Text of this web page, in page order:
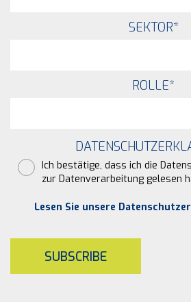
SEKTOR*
ROLLE*
Ich bestätige, dass ich die
zur Datenverarbeitung gelesen
Lesen Sie unsere
SUBSCRIBE